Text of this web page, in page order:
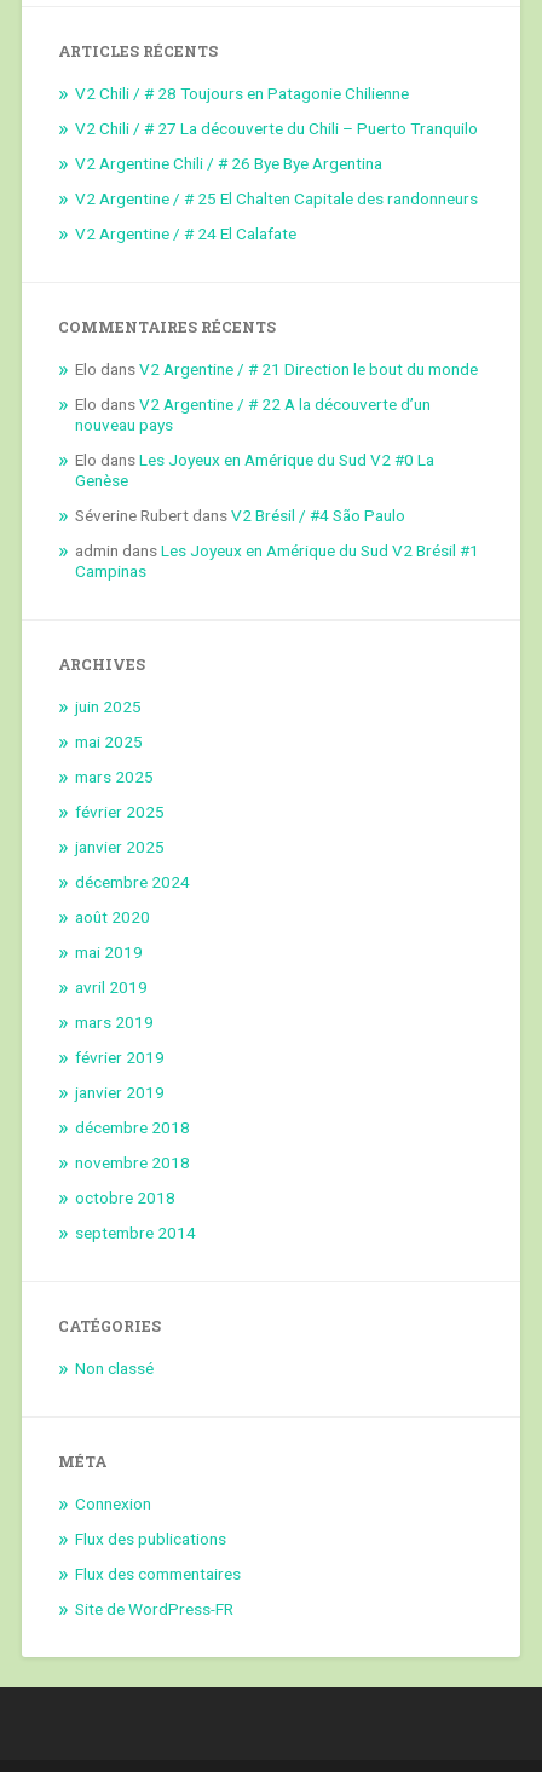
ARTICLES RÉCENTS
V2 Chili / # 28 Toujours en Patagonie Chilienne
V2 Chili / # 27 La découverte du Chili – Puerto Tranquilo
V2 Argentine Chili / # 26 Bye Bye Argentina
V2 Argentine / # 25 El Chalten Capitale des randonneurs
V2 Argentine / # 24 El Calafate
COMMENTAIRES RÉCENTS
Elo dansV2 Argentine / # 21 Direction le bout du monde
Elo dansV2 Argentine / # 22 A la découverte d’un
nouveau pays
Elo dansLes Joyeux en Amérique du Sud V2 #0 La
Genèse
Séverine RubertdansV2 Brésil / #4 São Paulo
admin dansLes Joyeux en Amérique du Sud V2 Brésil #1
Campinas
ARCHIVES
juin 2025
mai 2025
mars 2025
février 2025
janvier 2025
décembre 2024
août 2020
mai 2019
avril 2019
mars 2019
février 2019
janvier 2019
décembre 2018
novembre 2018
octobre 2018
septembre 2014
CATÉGORIES
Non classé
MÉTA
Connexion
Flux des publications
Flux des commentaires
Site de WordPress-FR